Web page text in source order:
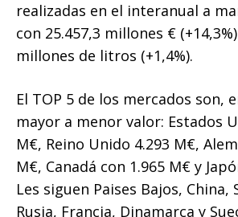
realizadas en el interanual a
con 25.457,3 millones €
millones de litros (+1,4%).
El TOP 5 de los mercados son,
mayor a menor valor: Estados
M€, Reino Unido 4.293 M€,
M€, Canadá con 1.965 M€ y
Les siguen Paises Bajos, China,
Rusia, Francia, Dinamarca y